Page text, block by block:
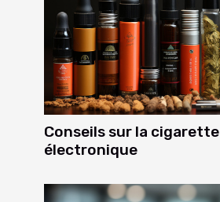
Conseils sur la cigarette
électronique